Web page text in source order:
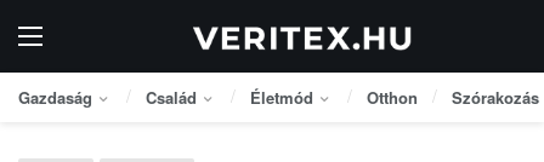
Gazdaság Család Életmód Otthon Szórakozás